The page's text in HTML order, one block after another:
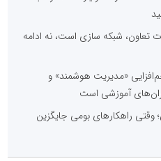
تعاون، شبکه سازی است، نه ادامه
«مدیریت هوشمند» و
آموزشی است
راهکارهای بومی جایگزین